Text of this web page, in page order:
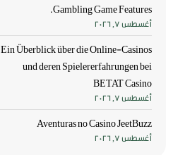
Gambling Game Features.
أغسطس 7, 2026
Ein Überblick über die Online-Casinos
und deren Spielererfahrungen bei
BETAT Casino
أغسطس 7, 2026
Aventuras no Casino JeetBuzz
أغسطس 7, 2026